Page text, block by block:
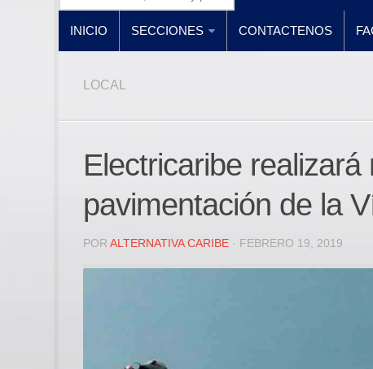
INICIO SECCIONES CONTACTENOS
LOCAL
Electricaribe
pavimentación de la
POR ALTERNATIVA CARIBE · FEBRERO 19, 2019